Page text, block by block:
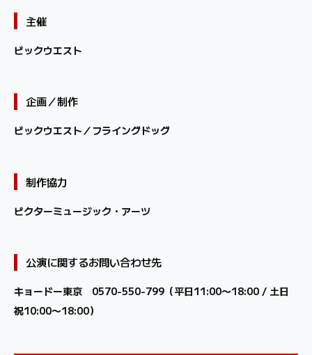
主催
ビックウエスト
企画／制作
ビックウエスト／フライングドッグ
制作協力
ビクターミュージック・アーツ
公演に関するお問い合わせ先
キョードー東京 0570-550-799（平⽇11:00〜18:00 / ⼟⽇
祝10:00〜18:00）